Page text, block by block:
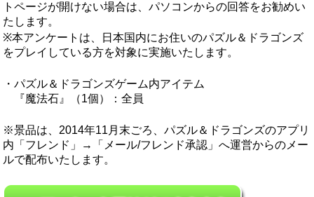
トページが開けない場合は、パソコンからの回答をお勧めい
たします。
※本アンケートは、日本国内にお住いのパズル＆ドラゴンズ
をプレイしている方を対象に実施いたします。
・パズル＆ドラゴンズゲーム内アイテム
『魔法石』（1個）：全員
※景品は、2014年11月末ごろ、パズル＆ドラゴンズのアプリ
内「フレンド」→「メール/フレンド承認」へ運営からのメー
ルで配布いたします。